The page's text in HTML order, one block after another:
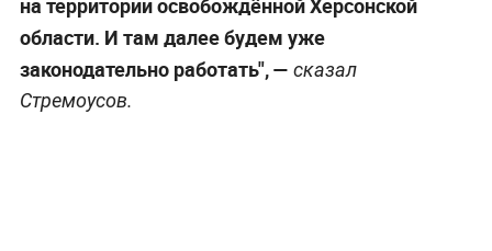
области. И там далее будем уже
законодательно работать", — сказал
Стремоусов.